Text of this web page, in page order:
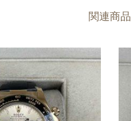
関連商品